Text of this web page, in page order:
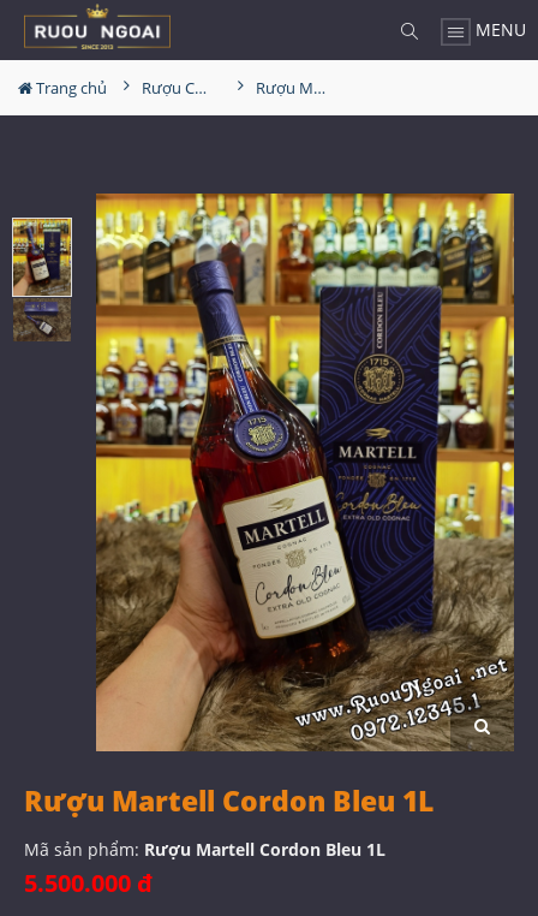
MENU
Trang chủ Rượu Cognac Rượu Martell Cordon Bleu 1L
Rượu Martell Cordon Bleu 1L
Mã sản phẩm: Rượu Martell Cordon Bleu 1L
5.500.000 đ